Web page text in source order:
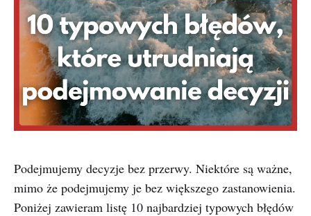
Podejmujemy decyzje bez przerwy. Niektóre są ważne,
mimo że podejmujemy je bez większego zastanowienia.
Poniżej zawieram listę 10 najbardziej typowych błędów